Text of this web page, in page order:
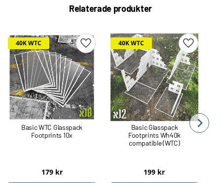
Relaterade produkter
Basic WTC Glasspack
Footprints 10x
179kr
40K WTC Lägg till i favoriter
Basic Glasspack
Footprints Wh40k
compatible (WTC)
199 kr
40K WTC Lägg till